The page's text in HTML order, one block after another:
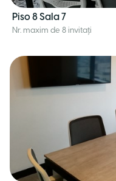
Piso 8 Sala 7
Nr. maxim de 8 invitați